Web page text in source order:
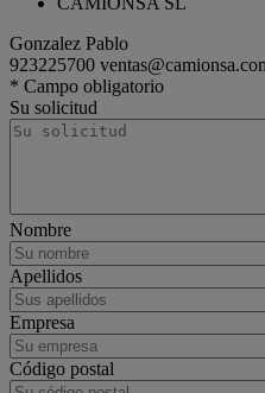
Gonzalez Pablo
923225700
tractor
Renault Trucks T
* Campo obligatorio
Su solicitud
Nombre
Apellidos
Empresa
Código postal